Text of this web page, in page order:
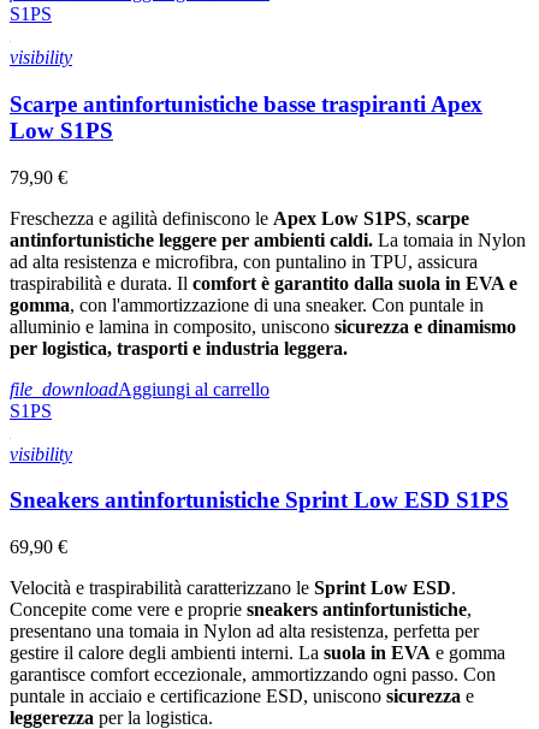
S1PS
visibility
Scarpe antinfortunistiche basse traspiranti Apex
Low S1PS
79,90 €
Freschezza e agilità definiscono le Apex Low S1PS, scarpe
antinfortunistiche leggere per ambienti caldi. La tomaia in Nylon
ad alta resistenza e microfibra, con puntalino in TPU, assicura
traspirabilità e durata. Il comfort è garantito dalla suola in EVA e
gomma, con l'ammortizzazione di una sneaker. Con puntale in
alluminio e lamina in composito, uniscono sicurezza e dinamismo
per logistica, trasporti e industria leggera.
file_downloadAggiungi al carrello
S1PS
visibility
Sneakers antinfortunistiche Sprint Low ESD S1PS
69,90 €
Velocità e traspirabilità caratterizzano le Sprint Low ESD.
Concepite come vere e proprie sneakers antinfortunistiche,
presentano una tomaia in Nylon ad alta resistenza, perfetta per
gestire il calore degli ambienti interni. La suola in EVA e gomma
garantisce comfort eccezionale, ammortizzando ogni passo. Con
puntale in acciaio e certificazione ESD, uniscono sicurezza e
leggerezza per la logistica.